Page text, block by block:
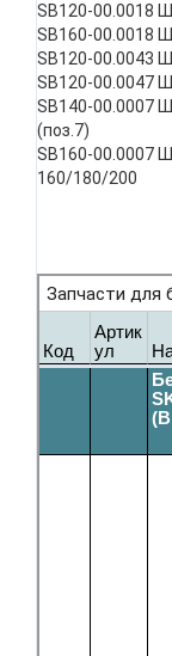
SB120-00.0018
SB160-00.0018
SB120-00.0043
SB120-00.0047
SB140-00.0007
(поз.7)
SB160-00.0007
160/180/200